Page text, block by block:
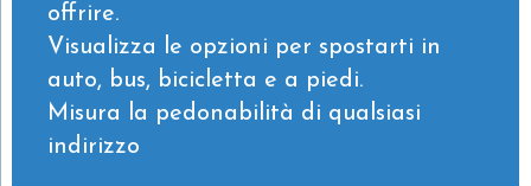
offrire.
Visualizza le opzioni per spostarti in
auto, bus, bicicletta e a piedi.
Misura la pedonabilità di qualsiasi
indirizzo